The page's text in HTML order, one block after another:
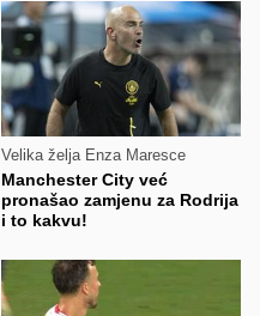
Velika želja Enza Maresce
Manchester City već
pronašao zamjenu za Rodrija
i to kakvu!